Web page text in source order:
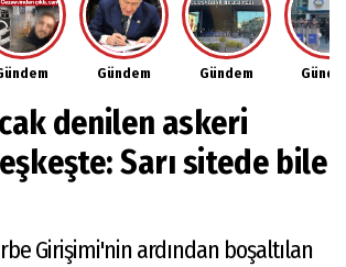
Gazete
Manşetleri
Anketler
Biyografiler
Video
Galeri
Foto
Etkinlikler
İletişim
Çerez
Politikası
İlkeleri
Gündem Gündem
denilen askeri
Sarı sitede bile
Girişimi'nin ardından boşaltılan